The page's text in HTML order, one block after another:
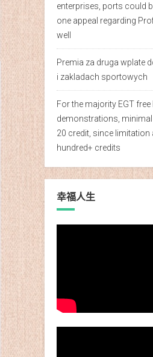
enterprises, ports could
one appeal regarding
well
Premia za druga wplate
i zakladach sportowych
For the majority EGT
demonstrations,
20 credit, since limitation
hundred+ credits
幸福人生